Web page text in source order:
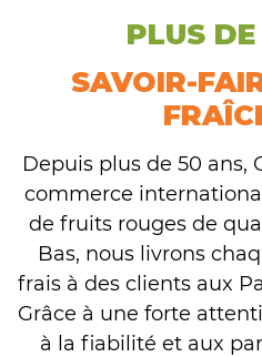
PLUS
SAVOIR-
Depuis plus de 50 ans,
commerce
de fruits rouges de
Bas, nous livrons
frais à des clients aux
Grâce à une forte
à la fiabilité et aux